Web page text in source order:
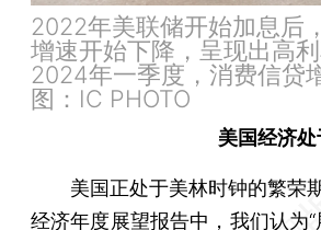
2022年美联储开始加息后
增速开始下降，呈现出高
2024年一季度，消费信贷
图：IC PHOTO
美国经济
美国正处于美林时钟的繁荣
经济年度展望报告中，我们认为